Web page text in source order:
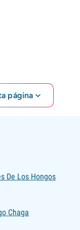
página
De Los Hongos
Chaga